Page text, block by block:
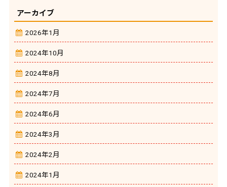
アーカイブ
2026年1月
2024年10月
2024年8月
2024年7月
2024年6月
2024年3月
2024年2月
2024年1月